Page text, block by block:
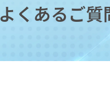
よくあるご質